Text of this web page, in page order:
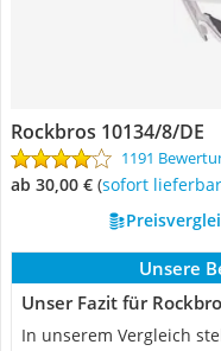
Rockbros 10134/8/DE
1191
ab 30,00 € ( Sofort lieferbar
Unsere
Unser Fazit für
In unserem Vergleich